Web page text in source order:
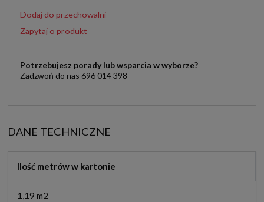
Dodaj do przechowalni
Zapytaj o produkt
Potrzebujesz porady lub wsparcia w wyborze?
Zadzwoń do nas 696 014 398
DANE TECHNICZNE
Ilość metrów w kartonie
1,19 m2